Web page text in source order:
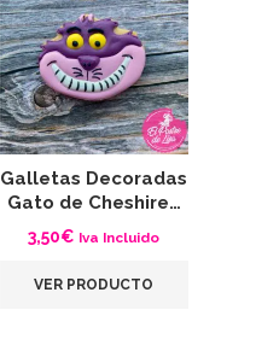
Galletas Decoradas
Gato de Cheshire…
3,50€ Iva Incluido
VER PRODUCTO